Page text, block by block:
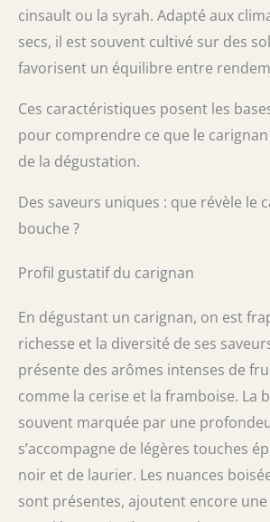
cinsault ou la syrah. Adapté aux
secs, il est souvent cultivé sur des
favorisent un équilibre entre
Ces caractéristiques posent les
pour comprendre ce que le
de la dégustation.
Des saveurs uniques : que révèle le
bouche ?
Profil gustatif du carignan
En dégustant un carignan, on est
richesse et la diversité de ses
présente des arômes intenses de
comme la cerise et la framboise. La
souvent marquée par une
s’accompagne de légères touches
noir et de laurier. Les nuances
sont présentes, ajoutent encore